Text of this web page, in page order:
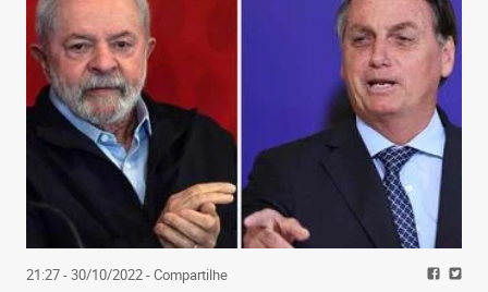
21:27 - 30/10/2022- Compartilhe